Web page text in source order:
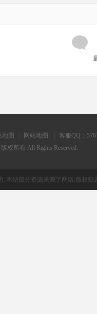
地图 网站地图
客服QQ：
版权所有 All Rights Reserved.
: 本站部分资源来源于网络,版权